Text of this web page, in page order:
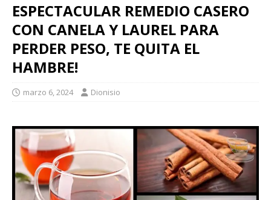
ESPECTACULAR REMEDIO CASERO
CON CANELA Y LAUREL PARA
PERDER PESO, TE QUITA EL
HAMBRE!
marzo 6, 2024 Dionisio